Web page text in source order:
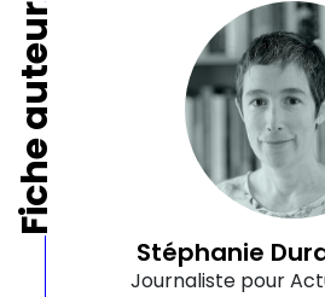
Fiche auteur
Stéphanie
Journaliste pour